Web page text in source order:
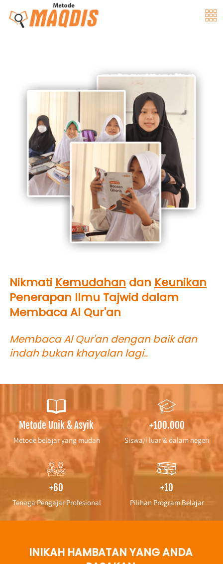
Nikmati Kemudahan dan Keunikan
Penerapan Ilmu Tajwid dalam
Membaca Al Qur'an
Membaca Al Qur'an dengan baik dan
indah bukan khayalan lagi..
Metode Unik & Asyik
Metode belajar yang mudah
+100.000
Siswa/i luar & dalam negeri
+60
Tenaga Pengajar Profesional
+10
Pilihan Program Belajar
INIKAH HAMBATAN YANG ANDA